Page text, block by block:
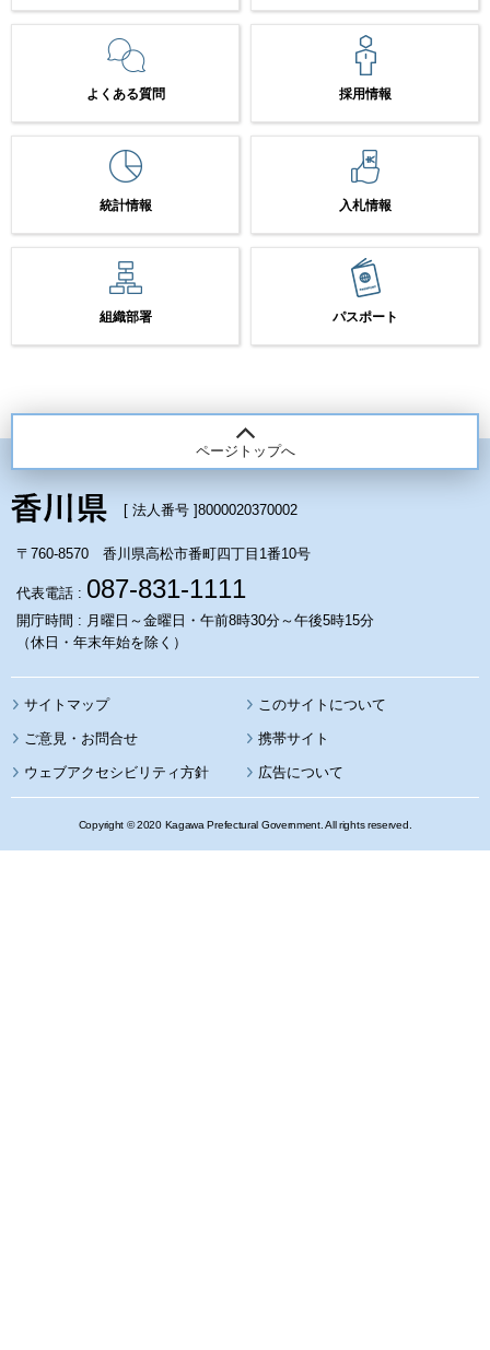
よくある質問 採用情報
統計情報 入札情報
組織部署 パスポート
ページトップへ
[ 法人番号 ]8000020370002
〒760-8570 香川県高松市番町四丁目1番10号
代表電話 : 087-831-1111
開庁時間 : 月曜日～金曜日・午前8時30分～午後5時15分
（休日・年末年始を除く）
サイトマップ このサイトについて
携帯サイト
ウェブアクセシビリティ方針 広告について
Copyright © 2020 Kagawa Prefectural Government. All rights reserved.